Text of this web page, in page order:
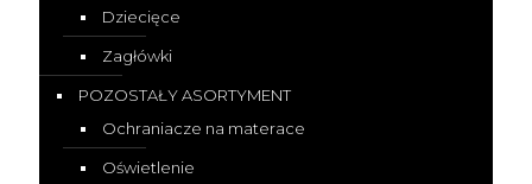
Dziecięce
Zagłówki
POZOSTAŁY ASORTYMENT
Ochraniacze na materace
Oświetlenie